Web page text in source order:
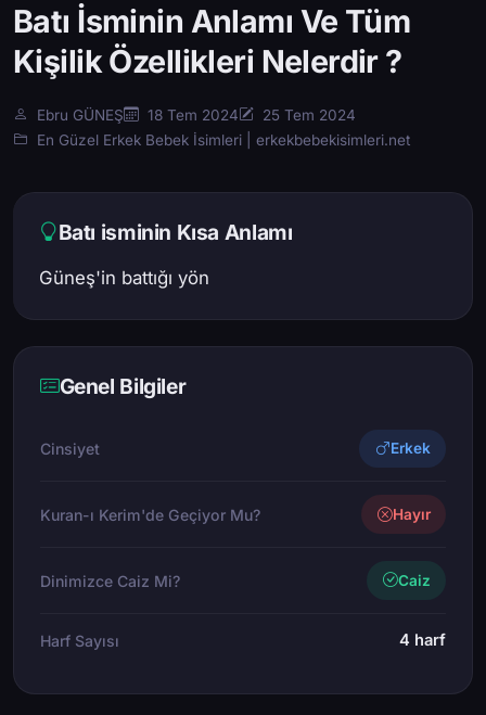
Batı İsminin Anlamı Ve Tüm
Kişilik Özellikleri Nelerdir ?
Ebru GÜNEŞ 18 Tem 2024
25 Tem 2024
En Güzel Erkek Bebek İsimleri | erkekbebekisimleri.net
Batı isminin Kısa Anlamı
Güneş'in battığı yön
Genel Bilgiler
Cinsiyet Erkek
Kuran-ı Kerim'de Geçiyor Mu? Hayır
Dinimizce Caiz Mi? Caiz
Harf Sayısı 4 harf